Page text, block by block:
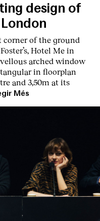
design of
corner of the ground
Hotel Me in
arched window
in floorplan
and 3,50m at its
Més